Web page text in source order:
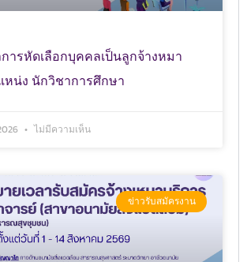
ารหัดเลือกบุคคลเป็นลูกจ้างหมา
หน่ง นักวิชาการศึกษา
ไม่มีความเห็น
ข่าวรับสมัครงาน